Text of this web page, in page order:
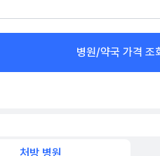
병원/약국 가격 조
처방 병원